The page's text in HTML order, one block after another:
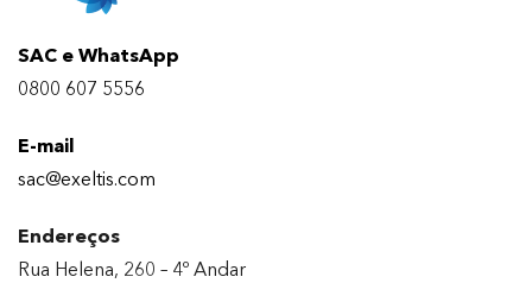
SAC e WhatsApp
0800 607 5556
E-mail
sac@exeltis.com
Endereços
Rua Helena, 260 – 4º Andar